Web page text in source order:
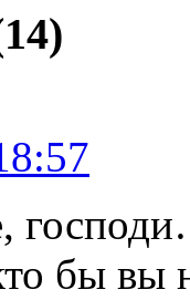
бы вы